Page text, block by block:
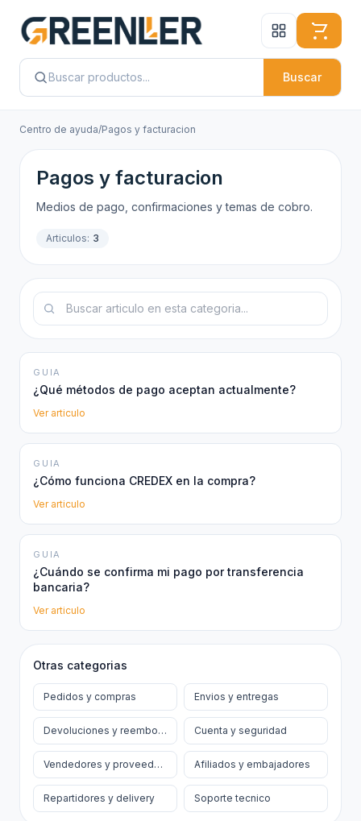
Buscar
Centro de ayuda/Pagos y facturacion
Pagos y facturacion
Medios de pago, confirmaciones y temas de cobro.
Articulos: 3
GUIA
¿Qué métodos de pago aceptan actualmente?
Ver articulo
GUIA
¿Cómo funciona CREDEX en la compra?
Ver articulo
GUIA
¿Cuándo se confirma mi pago por transferencia
bancaria?
Ver articulo
Otras categorias
Pedidos y compras Envios y entregas
Devoluciones y reembolsos Cuenta y seguridad
Vendedores y proveedores Afiliados y embajadores
Repartidores y delivery Soporte tecnico